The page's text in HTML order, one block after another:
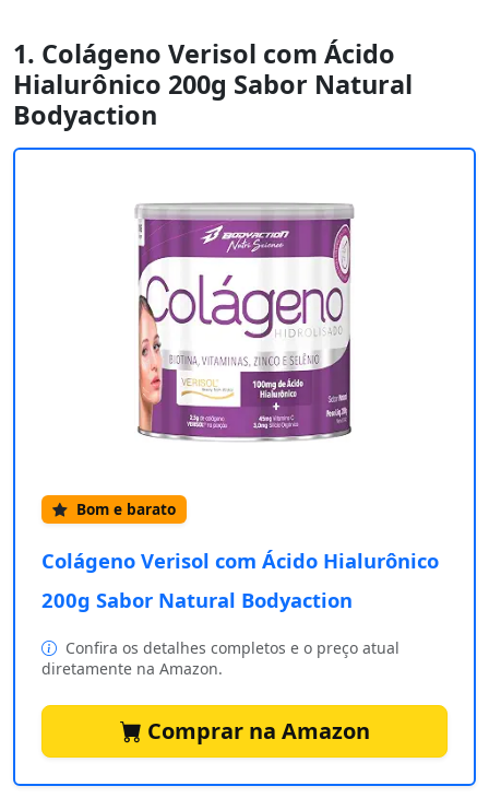
1. Colágeno Verisol com Ácido
Hialurônico 200g Sabor Natural
Bodyaction
Bom e barato
Colágeno Verisol com Ácido Hialurônico
200g Sabor Natural Bodyaction
Confira os detalhes completos e o preço atual
diretamente na Amazon.
Comprar na Amazon